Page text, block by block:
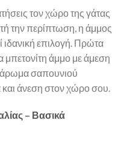
τον χώρο της γάτας
την περίπτωση, η άμμος
ιδανική επιλογή. Πρώτα
μπετονίτη άμμο με άμεση
άρωμα σαπουνιού
άνεση στον χώρο σου.
– Βασικά